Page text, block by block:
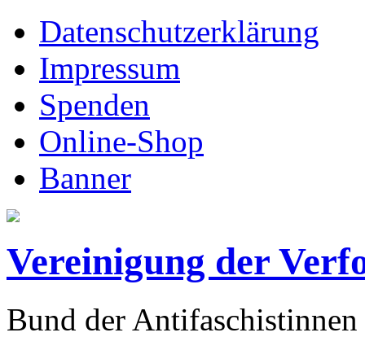
Datenschutzerklärung
Impressum
Spenden
Online-Shop
Banner
Vereinigung der
Bund der